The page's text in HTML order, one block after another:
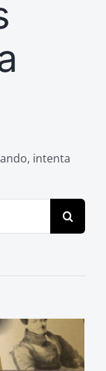
intenta
Buscar: